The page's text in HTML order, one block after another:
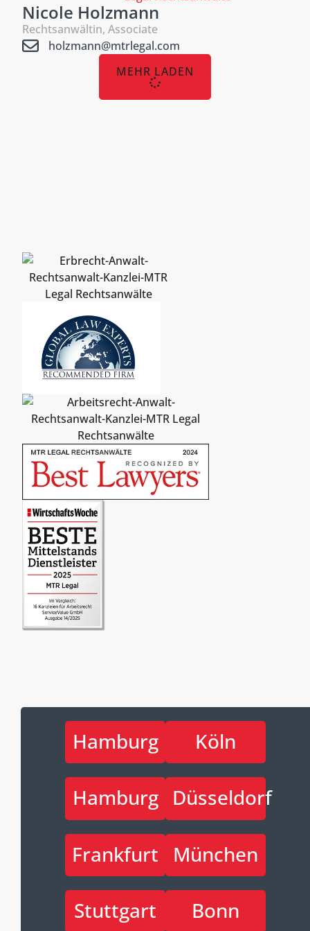
Nicole Holzmann
Rechtsanwältin, Associate
holzmann@mtrlegal.com
MEHR LADEN
Hamburg Köln
Hamburg Düsseldorf
Frankfurt München
Stuttgart Bonn